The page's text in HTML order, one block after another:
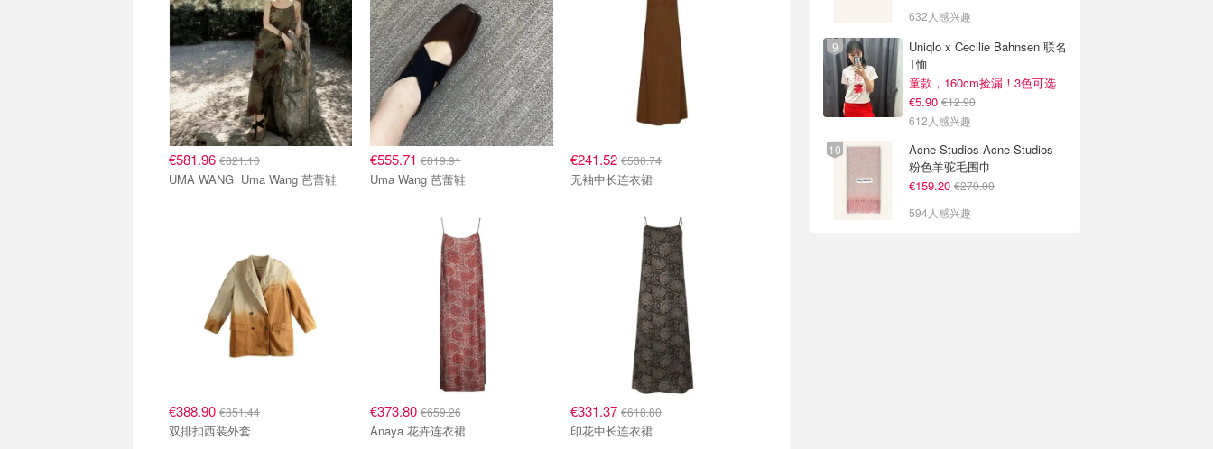
€581.96 €821.10
UMA WANG Uma Wang 芭蕾鞋
€555.71€819.91
Uma Wang 芭蕾鞋
€241.52 €530.74
无袖中长连衣裙
€388.90 €851.44
双排扣西装外套
€373.80€659.26
Anaya 花卉连衣裙
€331.37 €618.80
印花中长连衣裙
632人感兴趣
Uniqlo x Cecilie Bahnsen 联名
T恤
童款，160cm捡漏！3色可选
€5.90 €12.90
612人感兴趣
Acne Studios Acne Studios
粉色羊驼毛围巾
€159.20 €270.00
594人感兴趣